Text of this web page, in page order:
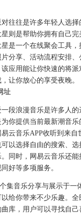
往往是许多年轻人选择
则是帮助你拥有自己完
是一个在线聚会工具，
分享、活动流程安排、
应用能让你快速的将派
让你放心的享受夜晚。
址
段浪漫音乐是许多人的
你提供当前最新潮音乐
云音乐APP收听到来自
以选择自由的搜索、选
同时，网易云音乐还能
好等多项服务。
集音乐分享与展示于一
给你带来不少乐趣。全
库，用户可以寻找自己